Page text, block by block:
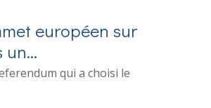
européen sur
un...
qui a choisi le